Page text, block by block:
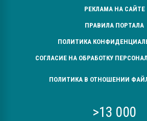
РЕКЛАМА НА САЙТЕ
ПРАВИЛА ПОРТАЛА
ПОЛИТИКА
СОГЛАСИЕ НА ОБРАБОТКУ
ПОЛИТИКА В ОТНОШЕНИИ
>13 000